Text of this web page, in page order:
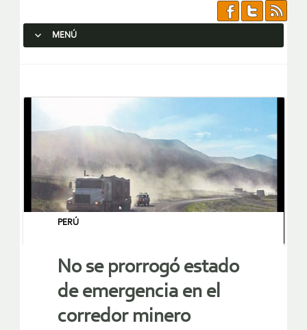
MENÚ
PERÚ
No se prorrogó estado
de emergencia en el
corredor minero